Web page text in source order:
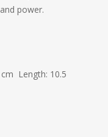
power.
Length: 10.5